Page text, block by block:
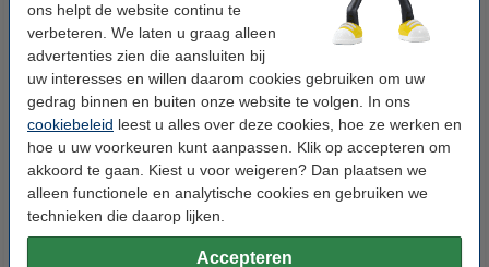
ons helpt de website continu te
verbeteren. We laten u graag alleen
advertenties zien die aansluiten bij
uw interesses en willen daarom cookies gebruiken om uw
gedrag binnen en buiten onze website te volgen. In ons
cookiebeleid leest u alles over deze cookies, hoe ze werken en
hoe u uw voorkeuren kunt aanpassen. Klik op accepteren om
akkoord te gaan. Kiest u voor weigeren? Dan plaatsen we
alleen functionele en analytische cookies en gebruiken we
technieken die daarop lijken.
Accepteren
123inkt huismerk vervangt HP
22 (C9352AE) inktcartridge
kleur
€ 27,50 Incl. 21% btw
123inkt huismerk vervangt HP
22 (C9352AE) dubbelpak kleur
€ 52,50 Incl. 21% btw